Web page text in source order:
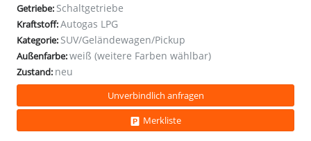
Getriebe: Schaltgetriebe
Kraftstoff:Autogas LPG
Kategorie: SUV/Geländewagen/Pickup
Außenfarbe:weiß (weitere Farben wählbar)
Zustand: neu
Unverbindlich anfragen
Merkliste